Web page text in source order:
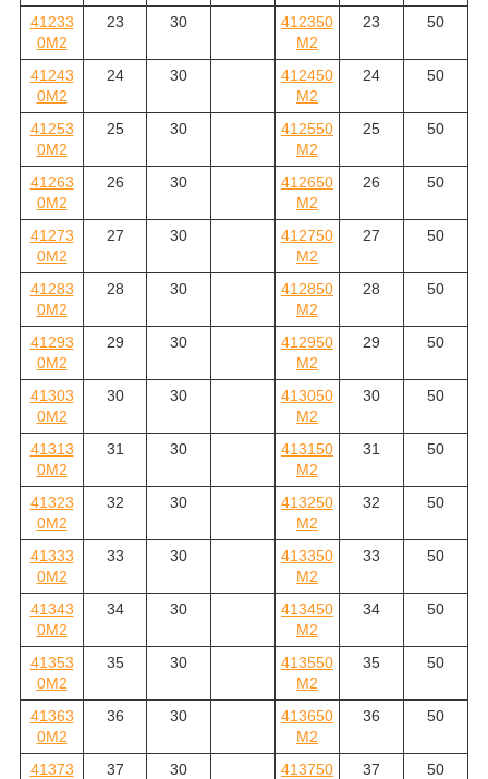
41233
0M2
23 30
412350
M2
23 50
41243
0M2
24 30
412450
M2
24 50
41253
0M2
25 30
412550
M2
25 50
41263
0M2
26 30
412650
M2
26 50
41273
0M2
27 30
412750
M2
27 50
41283
0M2
28 30
412850
M2
28 50
41293
0M2
29 30
412950
M2
29 50
41303
0M2
30 30
413050
M2
30 50
41313
0M2
31 30
413150
M2
31 50
41323
0M2
32 30
413250
M2
32 50
41333
0M2
33 30
413350
M2
33 50
41343
0M2
34 30
413450
M2
34 50
41353
0M2
35 30
413550
M2
35 50
41363
0M2
36 30
413650
M2
36 50
41373 37 30 413750 37 50